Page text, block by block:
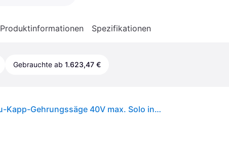
Produktinformationen Spezifikationen
Gebrauchte ab 1.623,47 €
Makita LS003GZ01 Akku-Kapp-Gehrungssäge 40V max. Solo inkl. AWS Funk-Adpater WUT01